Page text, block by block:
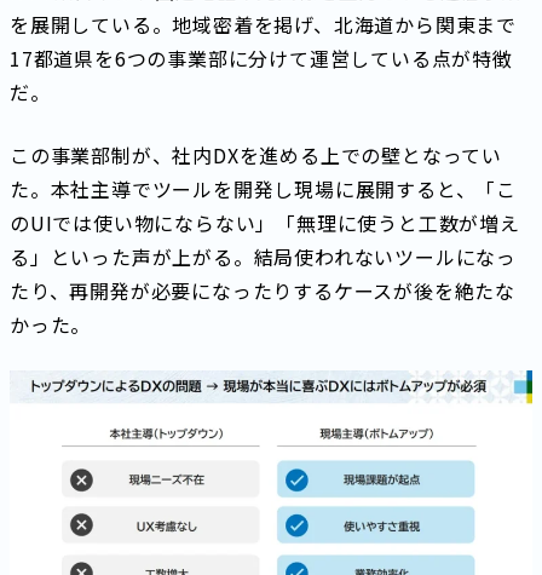
を展開している。地域密着を掲げ、北海道から関東まで
17都道県を6つの事業部に分けて運営している点が特徴
だ。
この事業部制が、社内DXを進める上での壁となってい
た。本社主導でツールを開発し現場に展開すると、「こ
のUIでは使い物にならない」「無理に使うと工数が増え
る」といった声が上がる。結局使われないツールになっ
たり、再開発が必要になったりするケースが後を絶たな
かった。